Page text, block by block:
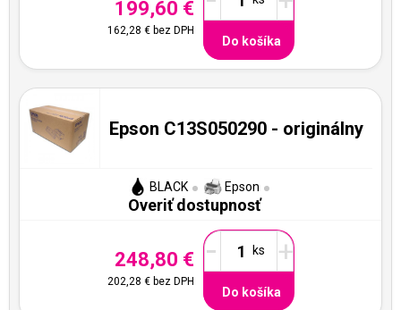
199,60 €
162,28 €bez DPH
Do košíka
Epson C13S050290 - originálny
BLACK Epson
Overiť dostupnosť
248,80 €
202,28 €bez DPH
- +
Do košíka